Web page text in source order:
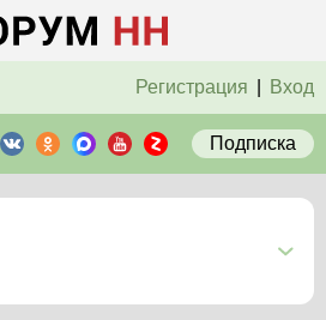
Регистрация Вход
Подписка